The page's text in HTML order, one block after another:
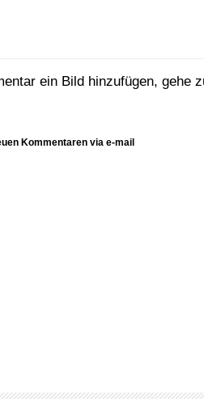
ein Bild hinzufügen, gehe
Kommentaren via e-mail